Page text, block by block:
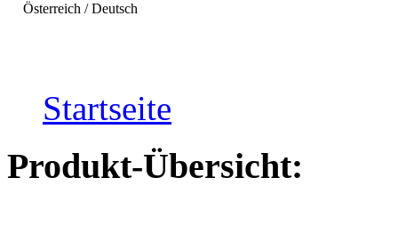
Österreich / Deutsch
Startseite
Produkt-Übersicht: